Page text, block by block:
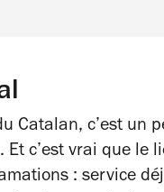
Catalan, c’est un
Et c’est vrai que le
: service